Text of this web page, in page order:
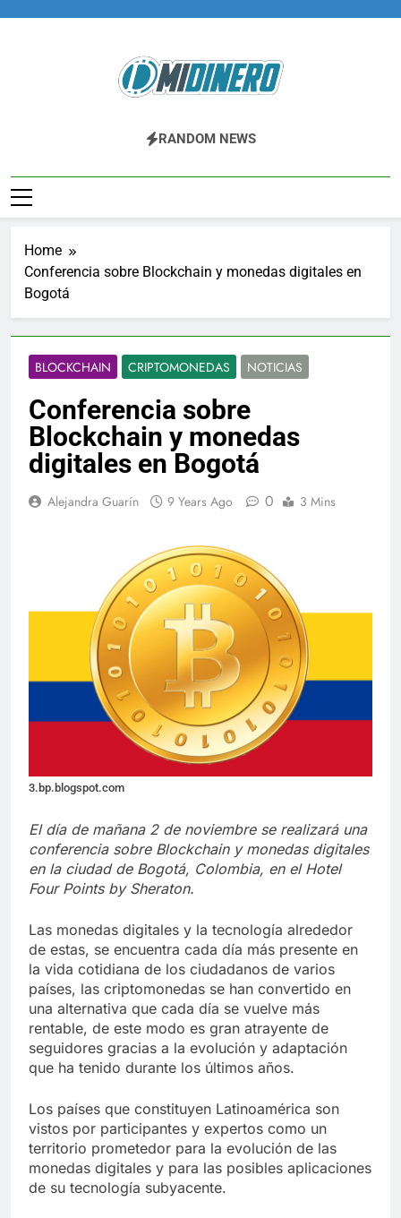
Midinero.co
Fintech, Criptomonedas
RANDOM NEWS
Home
Conferencia sobre Blockchain y monedas digitales en
Bogotá
BLOCKCHAIN CRIPTOMONEDAS NOTICIAS
Conferencia sobre
Blockchain y monedas
digitales en Bogotá
Alejandra Guarín 9 Years Ago 0 3 Mins
3.bp.blogspot.com
El día de mañana 2 de noviembre se realizará una
conferencia sobre Blockchain y monedas digitales
en la ciudad de Bogotá, Colombia, en el Hotel
Four Points by Sheraton.
Las monedas digitales y la tecnología alrededor
de estas, se encuentra cada día más presente en
la vida cotidiana de los ciudadanos de varios
países, las criptomonedas se han convertido en
una alternativa que cada día se vuelve más
rentable, de este modo es gran atrayente de
seguidores gracias a la evolución y adaptación
que ha tenido durante los últimos años.
Los países que constituyen Latinoamérica son
vistos por participantes y expertos como un
territorio prometedor para la evolución de las
monedas digitales y para las posibles aplicaciones
de su tecnología subyacente.